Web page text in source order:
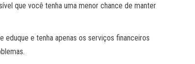
que você tenha uma menor chance de manter
e tenha apenas os serviços financeiros